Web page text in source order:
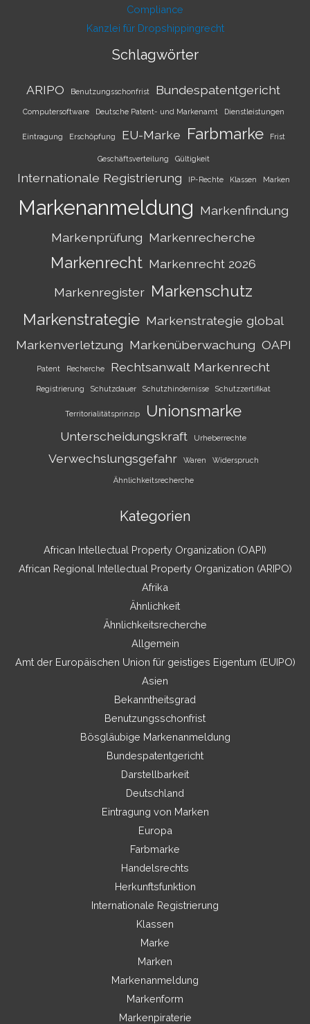
Compliance
Kanzlei für Dropshippingrecht
Schlagwörter
ARIPO Benutzungsschonfrist Bundespatentgericht
Computersoftware Deutsche Patent- und Markenamt Dienstleistungen
Eintragung Erschöpfung EU-Marke Farbmarke Frist
Geschäftsverteilung Gültigkeit
Internationale Registrierung IP-Rechte Klassen Marken
Markenanmeldung Markenfindung
Markenprüfung Markenrecherche
Markenrecht Markenrecht 2026
Markenregister Markenschutz
Markenstrategie Markenstrategie global
Markenverletzung Markenüberwachung OAPI
Patent Recherche Rechtsanwalt Markenrecht
Registrierung Schutzdauer Schutzhindernisse Schutzzertifikat
Territorialitätsprinzip Unionsmarke
Unterscheidungskraft Urheberrechte
Verwechslungsgefahr Waren Widerspruch
Ähnlichkeitsrecherche
Kategorien
African Intellectual Property Organization (OAPI)
African Regional Intellectual Property Organization (ARIPO)
Afrika
Ähnlichkeit
Ähnlichkeitsrecherche
Allgemein
Amt der Europäischen Union für geistiges Eigentum (EUIPO)
Asien
Bekanntheitsgrad
Benutzungsschonfrist
Bösgläubige Markenanmeldung
Bundespatentgericht
Darstellbarkeit
Deutschland
Eintragung von Marken
Europa
Farbmarke
Handelsrechts
Herkunftsfunktion
Internationale Registrierung
Klassen
Marke
Marken
Markenanmeldung
Markenform
Markenpiraterie